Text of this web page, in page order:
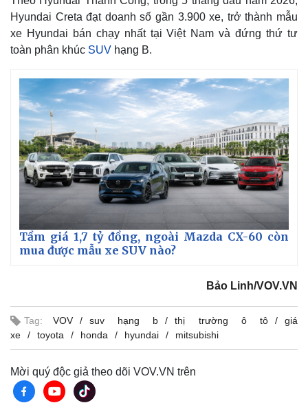
Thông tin doanh nghiệp
Doanh nghiệp 24h
Doanh nhân
Vì cộng đồng
Sành điệu
Tin Công nghệ
Trải nghiệm
Chuyển đổi số
Hyundai Creta đạt doanh số gần 3.900 xe, trở thành mẫu
xe Hyundai bán chạy nhất tại Việt Nam và đứng thứ tư
toàn phân khúc SUV hạng B.
Tầm giá 1,7 tỷ đồng, ngoài Mazda CX-60 còn
mua được mẫu xe SUV nào?
Bảo Linh/VOV.VN
Tag: VOV suv hạng b thị trường ô tô
giá
xe
toyota honda hyundai mitsubishi
Mời quý độc giả theo dõi VOV.VN trên